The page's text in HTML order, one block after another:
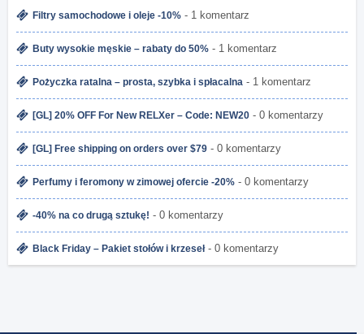
Filtry samochodowe i oleje -10% - 1 komentarz
Buty wysokie męskie – rabaty do 50% - 1 komentarz
Pożyczka ratalna – prosta, szybka i spłacalna - 1 komentarz
[GL] 20% OFF For New RELXer – Code: NEW20 - 0 komentarzy
[GL] Free shipping on orders over $79 - 0 komentarzy
Perfumy i feromony w zimowej ofercie -20% - 0 komentarzy
-40% na co drugą sztukę! - 0 komentarzy
Black Friday – Pakiet stołów i krzeseł- 0 komentarzy